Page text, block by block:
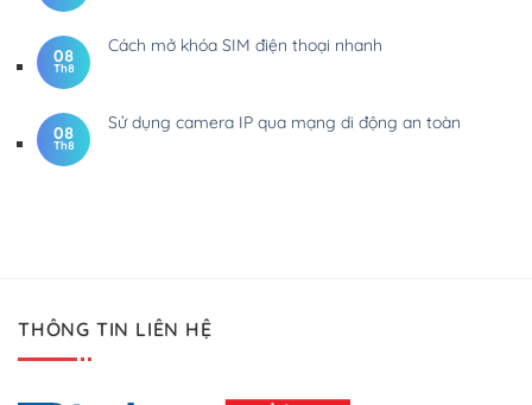
08
Th8
Cách mở khóa SIM điện thoại nhanh
08
Th8
Sử dụng camera IP qua mạng di động an toàn
THÔNG TIN LIÊN HỆ